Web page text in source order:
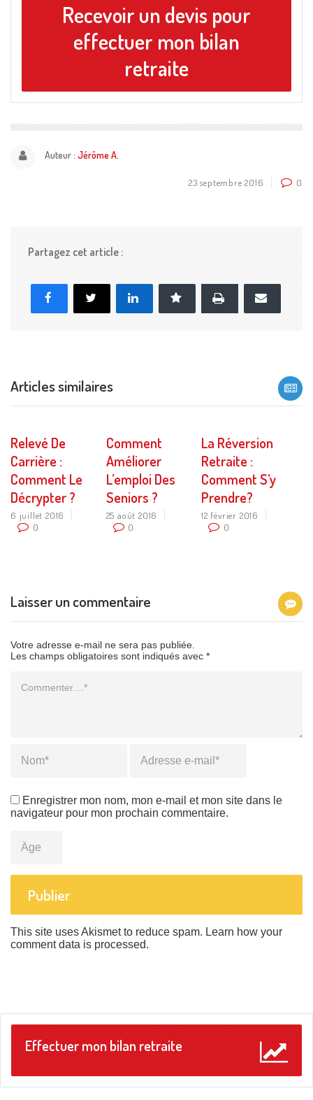
Recevoir un devis pour
effectuer mon bilan
retraite
Auteur : Jérôme A.
23 septembre 2016 0
Partagez cet article :
Facebook LinkedIn Marque-page
Imprimer
mail
Articles similaires
Relevé De
Carrière :
Comment Le
Décrypter ?
6 juillet 2016
0
Comment
Améliorer
L’emploi Des
Seniors ?
25 août 2016
0
La Réversion
Retraite :
Comment S’y
Prendre?
12 février 2016
0
Laisser un commentaire
Votre adresse e-mail ne sera pas publiée.
Les champs obligatoires sont indiqués avec *
Enregistrer mon nom, mon e-mail et mon site dans le
navigateur pour mon prochain commentaire.
This site uses Akismet to reduce spam. Learn how your
comment data is processed.
Effectuer mon bilan retraite